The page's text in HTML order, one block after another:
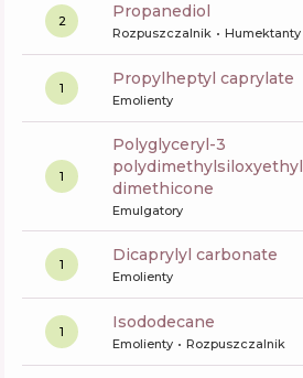
2 propanediol
Rozpuszczalnik Humektanty
1 propylheptyl caprylate
Emolienty
1
polyglyceryl-3
polydimethylsiloxyethyl
dimethicone
Emulgatory
1 dicaprylyl carbonate
Emolienty
1 isododecane
Emolienty Rozpuszczalnik